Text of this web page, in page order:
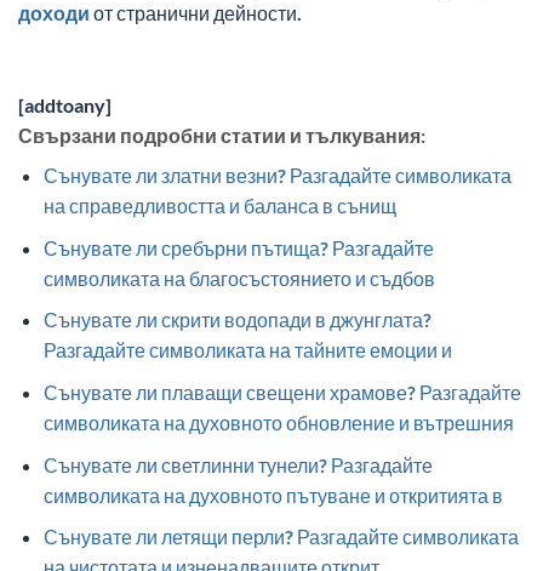
доходи от странични дейности.
[addtoany]
Свързани подробни статии и тълкувания:
Сънувате ли златни везни? Разгадайте символиката
на справедливостта и баланса в сънищ
Сънувате ли сребърни пътища? Разгадайте
символиката на благосъстоянието и съдбов
Сънувате ли скрити водопади в джунглата?
Разгадайте символиката на тайните емоции и
Сънувате ли плаващи свещени храмове? Разгадайте
символиката на духовното обновление и вътрешния
Сънувате ли светлинни тунели? Разгадайте
символиката на духовното пътуване и откритията в
Сънувате ли летящи перли? Разгадайте символиката